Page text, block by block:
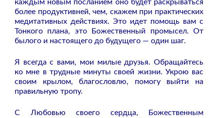
каждым новым посланием оно будет раскрываться
более продуктивней, чем, скажем при практических
медитативных действиях. Это идет помощь вам с
Тонкого плана, это Божественный промысел. От
былого и настоящего до будущего — один шаг.
Я всегда с вами, мои милые друзья. Обращайтесь
ко мне в трудные минуты своей жизни. Укрою вас
своим крылом, благословлю, помогу выйти на
правильную тропу.
С Любовью своего сердца, Божественным